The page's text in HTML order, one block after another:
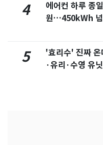
4
에어컨 하루 종
원…450kWh
5
'효리수' 진짜
·유리·수영 유